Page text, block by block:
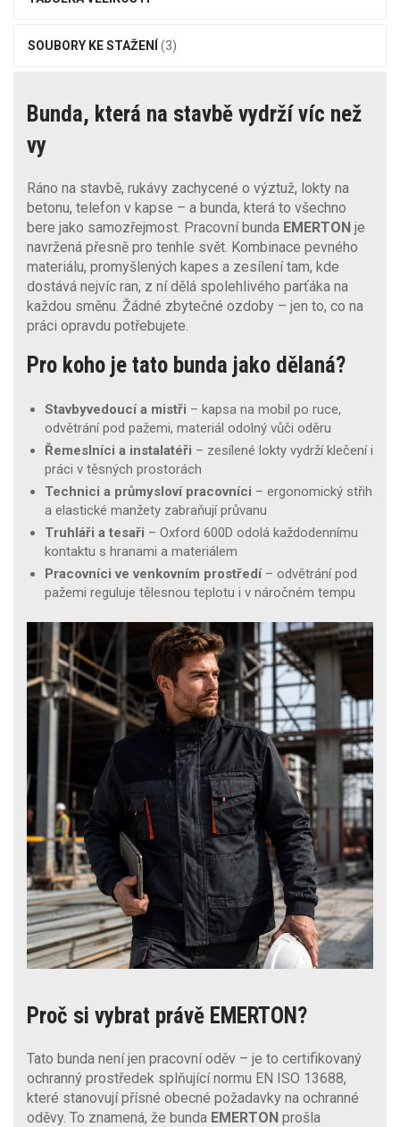
SOUBORY KE STAŽENÍ (3)
Bunda, která na stavbě vydrží víc než
vy
Ráno na stavbě, rukávy zachycené o výztuž, lokty na
betonu, telefon v kapse – a bunda, která to všechno
bere jako samozřejmost. Pracovní bunda EMERTON je
navržená přesně pro tenhle svět. Kombinace pevného
materiálu, promyšlených kapes a zesílení tam, kde
dostává nejvíc ran, z ní dělá spolehlivého parťáka na
každou směnu. Žádné zbytečné ozdoby – jen to, co na
práci opravdu potřebujete.
Pro koho je tato bunda jako dělaná?
Stavbyvedoucí a mistři – kapsa na mobil po ruce,
odvětrání pod pažemi, materiál odolný vůči oděru
Řemeslníci a instalatéři – zesílené lokty vydrží klečení i
práci v těsných prostorách
Technici a průmysloví pracovníci – ergonomický střih
a elastické manžety zabraňují průvanu
Truhláři a tesaři – Oxford 600D odolá každodennímu
kontaktu s hranami a materiálem
Pracovníci ve venkovním prostředí– odvětrání pod
pažemi reguluje tělesnou teplotu i v náročném tempu
Proč si vybrat právě EMERTON?
Tato bunda není jen pracovní oděv – je to certifikovaný
ochranný prostředek splňující normu EN ISO 13688,
které stanovují přísné obecné požadavky na ochranné
oděvy. To znamená, že bunda EMERTON prošla